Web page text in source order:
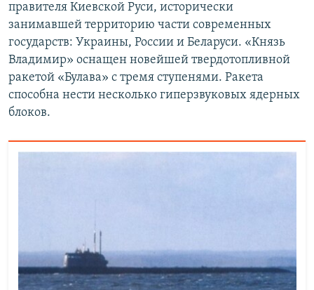
правителя Киевской Руси, исторически
занимавшей территорию части современных
государств: Украины, России и Беларуси. «Князь
Владимир» оснащен новейшей твердотопливной
ракетой «Булава» с тремя ступенями. Ракета
способна нести несколько гиперзвуковых ядерных
блоков.